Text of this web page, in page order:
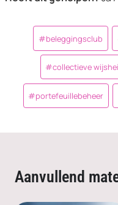
#beleggingsclub
#collectieve
#portefeuillebeheer
Aanvullend